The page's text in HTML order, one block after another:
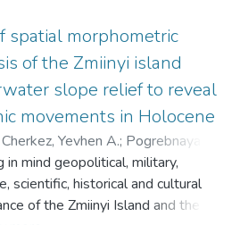
знань, умінь і навичок,
в результаті теоретичної
а також для створення у
відповідних властивостей
корисної продуктивної
які забезпечують її
на ринках праці, і
передбачають
ії активної участі в
економічній діяльності
spatial morphometric
of the Zmiinyi island
slope relief to reveal
movements in Holocene
Cherkez, Yevhen A.; Pogrebnaya, O.
Volodymyr I.;Kozlova, Tetiana
Yevgen I.;Medinets, Sergiy V.
Евгений Анатольевич;Черкез,
in mind geopolitical, military,
scientific, historical and cultural
of the Zmiinyi Island and the